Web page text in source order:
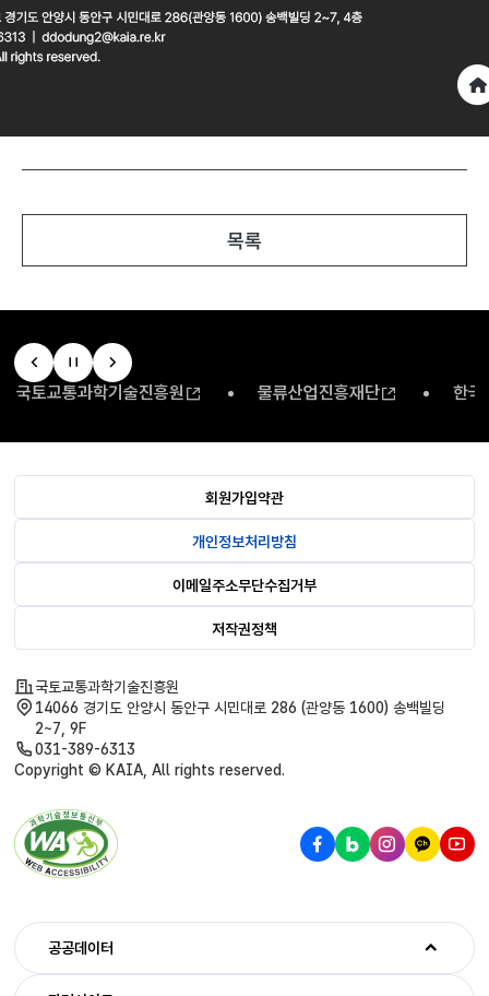
목록
국토교통과학기술진흥원 물류산업진흥재단 한국
회원가입약관
개인정보처리방침
이메일주소무단수집거부
저작권정책
공공데이터
국토교통과학기술진흥원
14066 경기도 안양시 동안구 시민대로 286 (관양동 1600) 송백빌딩
2~7, 9F
031-389-6313
Copyright © KAIA, All rights reserved.